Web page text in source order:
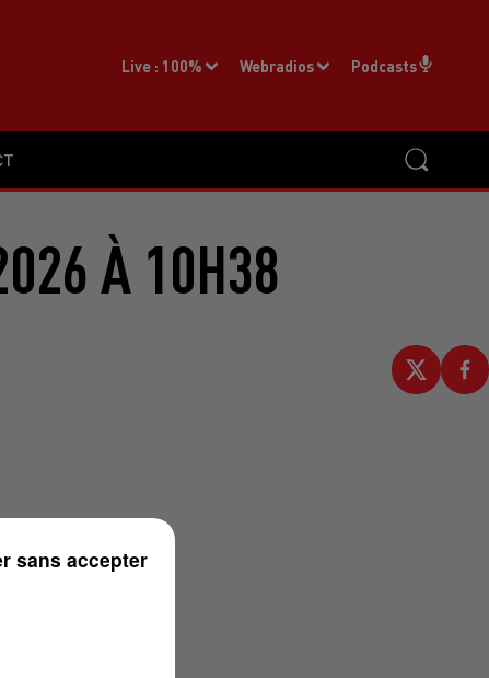
Live : 100% Webradios Podcasts
À 10H38
sans accepter